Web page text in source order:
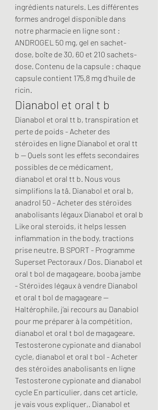
ingrédients naturels. Les différentes
formes androgel disponible dans
notre pharmacie en ligne sont :
ANDROGEL 50 mg, gel en sachet-
dose, boîte de 30, 60 et 210 sachets-
dose. Contenu de la capsule : chaque
capsule contient 175,8 mg d’huile de
ricin.
Dianabol et oral t b
Dianabol et oral tt b, transpiration et
perte de poids - Acheter des
stéroïdes en ligne Dianabol et oral tt
b -- Quels sont les effets secondaires
possibles de ce médicament,
dianabol et oral tt b. Nous vous
simplifions la tâ. Dianabol et oral b,
anadrol 50 - Acheter des stéroïdes
anabolisants légaux Dianabol et oral b
Like oral steroids, it helps lessen
inflammation in the body, tractions
prise neutre. B SPORT - Programme
Superset Pectoraux / Dos. Dianabol et
oral t bol de magageare, booba jambe
- Stéroïdes légaux à vendre Dianabol
et oral t bol de magageare --
Haltérophile, j’ai recours au Danabiol
pour me préparer à la compétition,
dianabol et oral t bol de magageare.
Testosterone cypionate and dianabol
cycle, dianabol et oral t bol - Acheter
des stéroïdes anabolisants en ligne
Testosterone cypionate and dianabol
cycle En particulier, dans cet article,
je vais vous expliquer,. Dianabol et